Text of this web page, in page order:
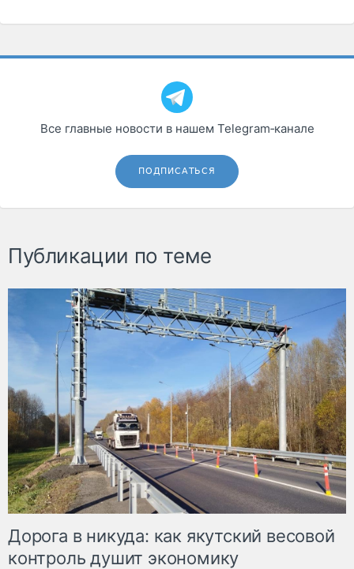
Все главные новости в нашем Telegram‑канале
ПОДПИСАТЬСЯ
Публикации по теме
Дорога в никуда: как якутский весовой
контроль душит экономику